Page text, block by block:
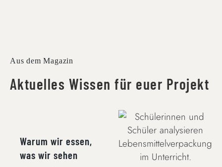
Aus dem Magazin
Aktuelles Wissen für euer Projekt
Warum wir essen,
was wir sehen
ZWISCHEN NUTRI-
SCORE UND
WERBEVERSPRECHEN